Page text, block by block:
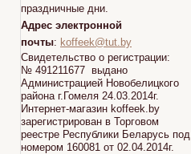
праздничные дни.
Адрес электронной
почты: koffeek@tut.by
Свидетельство о регистрации:
№ 491211677 выдано
Администрацией Новобелицкого
района г.Гомеля 24.03.2014г.
Интернет-магазин koffeek.by
зарегистрирован в Торговом
реестре Республики Беларусь под
номером 160081 от 02.04.2014г.